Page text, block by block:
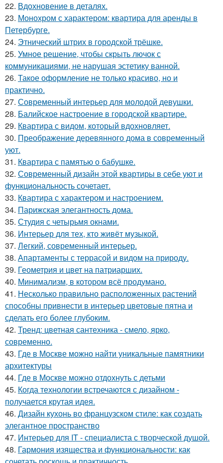
22. Вдохновение в деталях.
23. Монохром с характером: квартира для аренды в
Петербурге.
24. Этнический штрих в городской трёшке.
25. Умное решение, чтобы скрыть лючок с
коммуникациями, не нарушая эстетику ванной.
26. Такое оформление не только красиво, но и
практично.
27. Современный интерьер для молодой девушки.
28. Балийское настроение в городской квартире.
29. Квартира с видом, который вдохновляет.
30. Преображение деревянного дома в современный
уют.
31. Квартира с памятью о бабушке.
32. Современный дизайн этой квартиры в себе уют и
функциональность сочетает.
33. Квартира с характером и настроением.
34. Парижская элегантность дома.
35. Студия с четырьмя окнами.
36. Интерьер для тех, кто живёт музыкой.
37. Легкий, современный интерьер.
38. Апартаменты с террасой и видом на природу.
39. Геометрия и цвет на патриарших.
40. Минимализм, в котором всё продумано.
41. Несколько правильно расположенных растений
способны привнести в интерьер цветовые пятна и
сделать его более глубоким.
42. Тренд: цветная сантехника - смело, ярко,
современно.
43. Где в Москве можно найти уникальные памятники
архитектуры
44. Где в Москве можно отдохнуть с детьми
45. Когда технологии встречаются с дизайном -
получается крутая идея.
46. Дизайн кухонь во французском стиле: как создать
элегантное пространство
47. Интерьер для IT - специалиста с творческой душой.
48. Гармония изящества и функциональности: как